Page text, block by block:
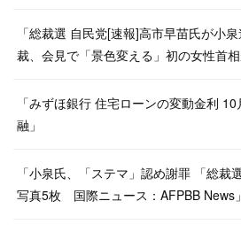
「総裁選 自民党[速報]高市早苗氏が小
裁、会見で「景色変える」初の女性首
「みずほ銀行 住宅ローンの変動金利
融」
「小泉氏、「ステマ」認め謝罪 「総
写真5枚 国際ニュース：AFPBB News」